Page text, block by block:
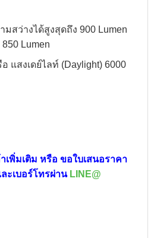
สว่างได้สูงสุดถึง 900 Lumen
Lumen
แสงเดย์ไลท์ (Daylight) 6000
พิ่มเติม หรือ ขอใบเสนอราคา
ะเบอร์โทรผ่านLINE@